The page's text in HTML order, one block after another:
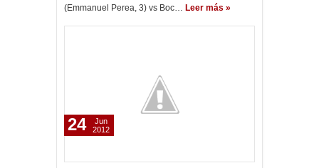
(Emmanuel Perea, 3) vs Boc… Leer más »
24
Jun
2012